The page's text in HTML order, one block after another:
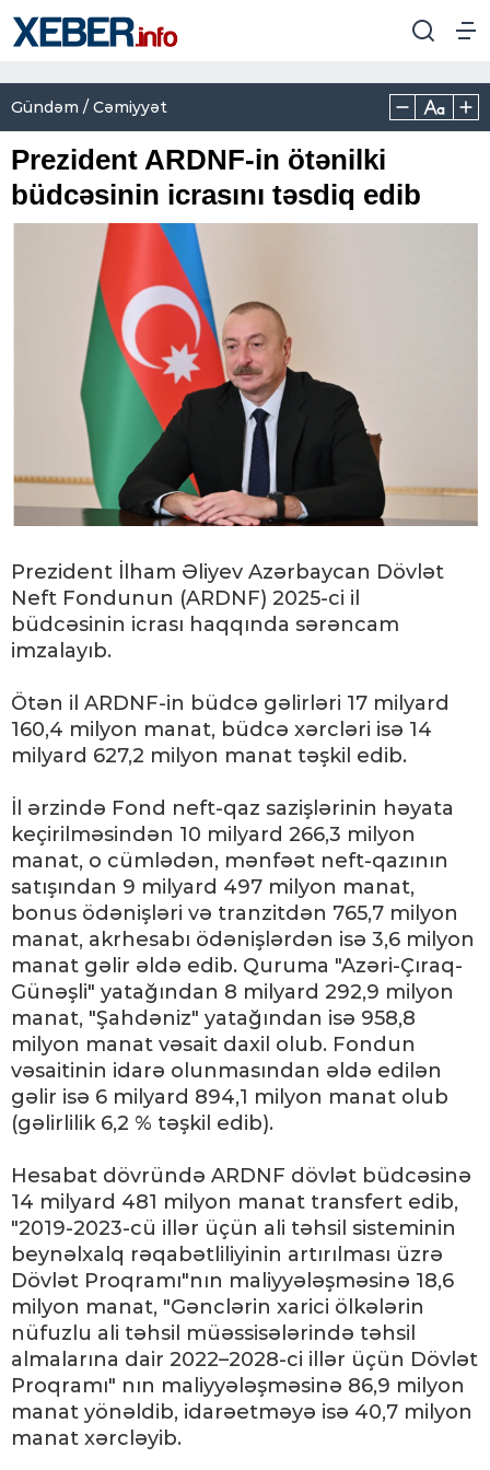
Gündəm / Cəmiyyət
Prezident ARDNF-in ötənilki
büdcəsinin icrasını təsdiq edib
Prezident İlham Əliyev Azərbaycan Dövlət
Neft Fondunun (ARDNF) 2025-ci il
büdcəsinin icrası haqqında sərəncam
imzalayıb.
Ötən il ARDNF-in büdcə gəlirləri 17 milyard
160,4 milyon manat, büdcə xərcləri isə 14
milyard 627,2 milyon manat təşkil edib.
İl ərzində Fond neft-qaz sazişlərinin həyata
keçirilməsindən 10 milyard 266,3 milyon
manat, o cümlədən, mənfəət neft-qazının
satışından 9 milyard 497 milyon manat,
bonus ödənişləri və tranzitdən 765,7 milyon
manat, akrhesabı ödənişlərdən isə 3,6 milyon
manat gəlir əldə edib. Quruma "Azəri-Çıraq-
Günəşli" yatağından 8 milyard 292,9 milyon
manat, "Şahdəniz" yatağından isə 958,8
milyon manat vəsait daxil olub. Fondun
vəsaitinin idarə olunmasından əldə edilən
gəlir isə 6 milyard 894,1 milyon manat olub
(gəlirlilik 6,2 % təşkil edib).
Hesabat dövründə ARDNF dövlət büdcəsinə
14 milyard 481 milyon manat transfert edib,
"2019-2023-cü illər üçün ali təhsil sisteminin
beynəlxalq rəqabətliliyinin artırılması üzrə
Dövlət Proqramı"nın maliyyələşməsinə 18,6
milyon manat, "Gənclərin xarici ölkələrin
nüfuzlu ali təhsil müəssisələrində təhsil
almalarına dair 2022–2028-ci illər üçün Dövlət
Proqramı" nın maliyyələşməsinə 86,9 milyon
manat yönəldib, idarəetməyə isə 40,7 milyon
manat xərcləyib.